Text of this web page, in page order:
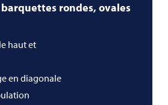
rondes, ovales
haut et
en diagonale